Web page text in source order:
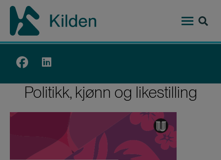
Hopp
hovedinnhold
Top
Politikk, kjønn og likestilling